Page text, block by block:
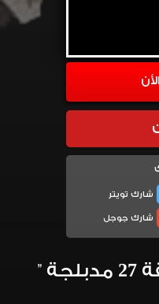
شارك تويتر
شارك جوجل
مسلسل الأخوات الحلقة 27 مدبلجة ”